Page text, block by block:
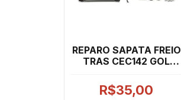
REPARO SAPATA FREIO
TRAS CEC142 GOL
(2RODAS)
R$35,00